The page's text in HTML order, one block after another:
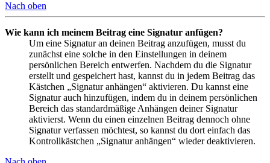
Nach oben
Wie kann ich meinem Beitrag eine Signatur anfügen?
Um eine Signatur an deinen Beitrag anzufügen, musst du
zunächst eine solche in den Einstellungen in deinem
persönlichen Bereich entwerfen. Nachdem du die Signatur
erstellt und gespeichert hast, kannst du in jedem Beitrag das
Kästchen „Signatur anhängen“ aktivieren. Du kannst eine
Signatur auch hinzufügen, indem du in deinem persönlichen
Bereich das standardmäßige Anhängen deiner Signatur
aktivierst. Wenn du einen einzelnen Beitrag dennoch ohne
Signatur verfassen möchtest, so kannst du dort einfach das
Kontrollkästchen „Signatur anhängen“ wieder deaktivieren.